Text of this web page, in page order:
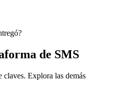
de SMS
Explora las demás